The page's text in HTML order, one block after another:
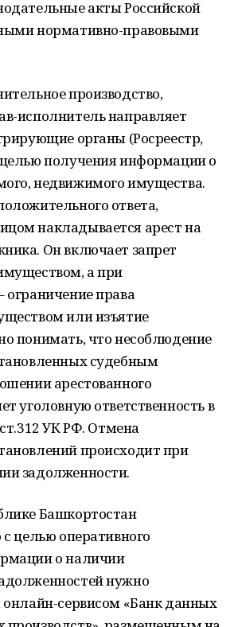
акты Российской
нормативно-правовыми
производство,
исполнитель направляет
органы (Росреестр,
получения информации о
недвижимого имущества.
ответа,
накладывается арест на
Он включает запрет
а при
ограничение права
или изъятие
понимать, что несоблюдение
судебным
арестованного
уголовную ответственность в
УК РФ. Отмена
происходит при
задолженности.
Башкортостан
целью оперативного
о наличии
нужно
онлайн-сервисом «Банк данных